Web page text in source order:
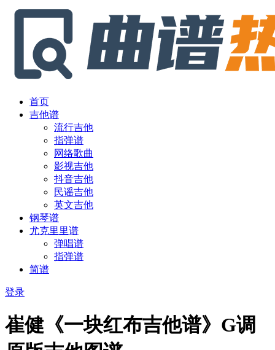
首页
吉他谱
流行吉他
指弹谱
网络歌曲
影视吉他
抖音吉他
民谣吉他
英文吉他
钢琴谱
尤克里里谱
弹唱谱
指弹谱
简谱
登录
崔健《一块红布吉他谱》G调